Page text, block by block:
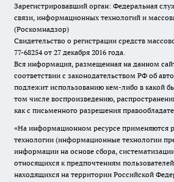
Зарегистрировавший орган: Федеральная
связи, информационных технологий и
(Роскомнадзор)
Свидетельство о регистрации средств
77-68254 от 27 декабря 2016 года.
Вся информация, размещенная на данном
соответствии с законодательством РФ об
подлежит использованию кем-либо в какой
том числе воспроизведению,
как с письменного разрешения
«На информационном ресурсе применяются
технологии (информационные технологии
информации на основе сбора,
относящихся к предпочтениям
находящихся на территории Российской